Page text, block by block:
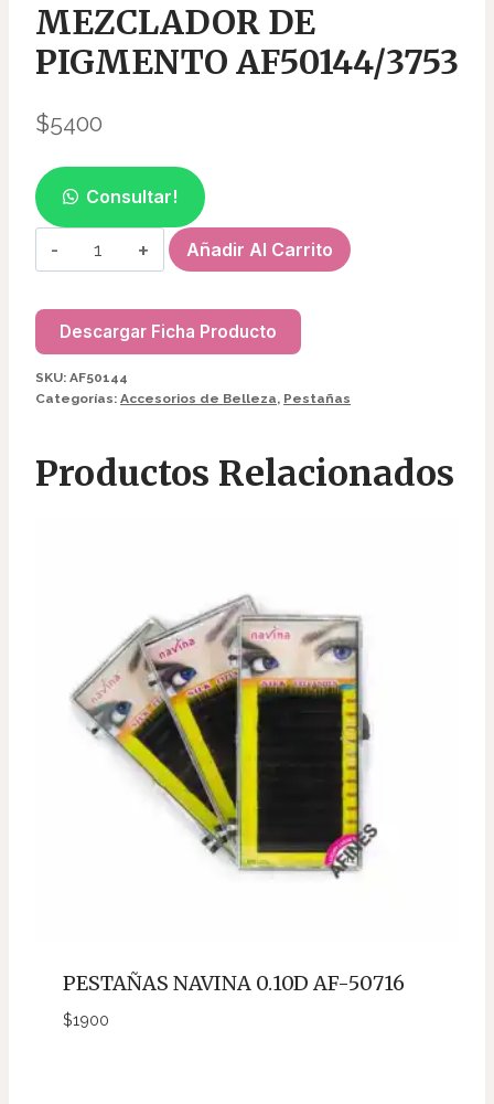
MEZCLADOR DE
PIGMENTO AF50144/3753
$5400
Consultar!
MEZCLADOR
DE
AF50144/3753
cantidad
Añadir Al Carrito
Descargar Ficha Producto
SKU: AF50144
Categorías: Accesorios de Belleza, Pestañas
Productos Relacionados
PESTAÑAS NAVINA 0.10D AF-50716
$1900